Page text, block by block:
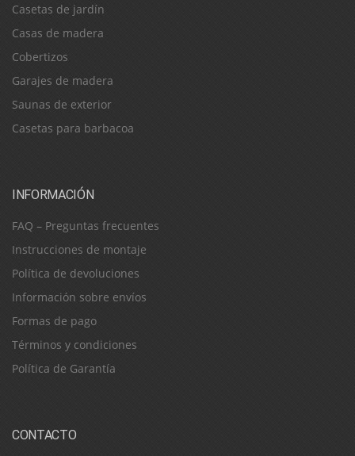
Casetas de jardín
Casas de madera
Cobertizos
Garajes de madera
Saunas de exterior
Casetas para barbacoa
INFORMACIÓN
FAQ – Preguntas frecuentes
Instrucciones de montaje
Política de devoluciones
Información sobre envíos
Formas de pago
Términos y condiciones
Política de Garantía
CONTACTO